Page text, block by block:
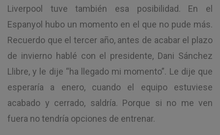
Liverpool tuve también esa posibilidad. En el
Espanyol hubo un momento en el que no pude más.
Recuerdo que el tercer año, antes de acabar el plazo
de invierno hablé con el presidente, Dani Sánchez
Llibre, y le dije “ha llegado mi momento”. Le dije que
esperaría a enero, cuando el equipo estuviese
acabado y cerrado, saldría. Porque si no me ven
fuera no tendría opciones de entrenar.